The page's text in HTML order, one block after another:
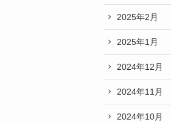
2025年2月
2025年1月
2024年12月
2024年11月
2024年10月